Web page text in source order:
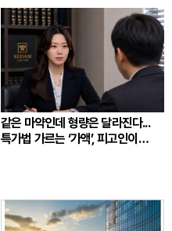
같은 마약인데 형량은 달라진다...
특가법 가르는 ‘가액’, 피고인이